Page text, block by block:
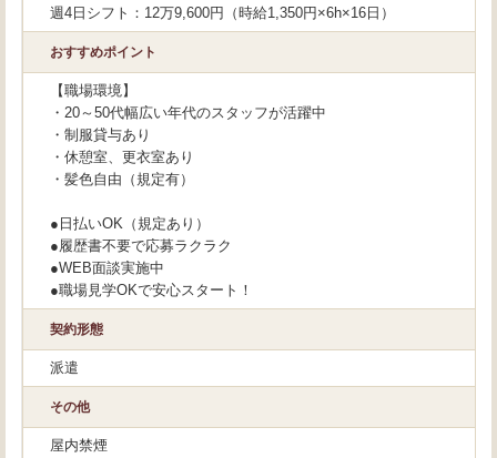
週4日シフト：12万9,600円（時給1,350円×6h×16日）
おすすめポイント
【職場環境】
・20～50代幅広い年代のスタッフが活躍中
・制服貸与あり
・休憩室、更衣室あり
・髪色自由（規定有）
●日払いOK（規定あり）
●履歴書不要で応募ラクラク
●WEB面談実施中
●職場見学OKで安心スタート！
契約形態
派遣
その他
屋内禁煙